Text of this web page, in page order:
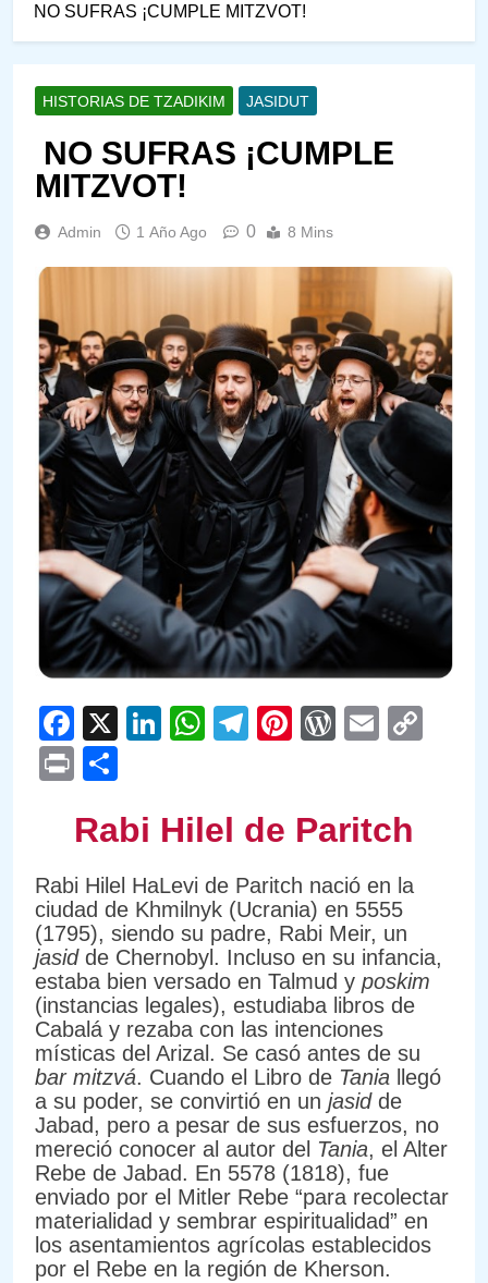
NO SUFRAS ¡CUMPLE MITZVOT!
HISTORIAS DE TZADIKIM JASIDUT
NO SUFRAS ¡CUMPLE
MITZVOT!
Admin 1 Año Ago 0 8 Mins
Facebook
X LinkedIn
WhatsApp
Telegram
PinterestEmail
Print
Rabi Hilel de Paritch
Rabi Hilel HaLevi de Paritch nació en la
ciudad de Khmilnyk (Ucrania) en 5555
(1795), siendo su padre, Rabi Meir, un
jasidde Chernobyl. Incluso en su infancia,
estaba bien versado en Talmud y poskim
(instancias legales), estudiaba libros de
Cabalá y rezaba con las intenciones
místicas del Arizal. Se casó antes de su
bar mitzvá. Cuando el Libro de Tania llegó
a su poder, se convirtió en un jasidde
Jabad, pero a pesar de sus esfuerzos, no
mereció conocer al autor del Tania, el Alter
Rebe de Jabad. En 5578 (1818), fue
enviado por el Mitler Rebe “para recolectar
materialidad y sembrar espiritualidad” en
los asentamientos agrícolas establecidos
por el Rebe en la región de Kherson.